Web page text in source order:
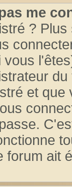
me
?
et
forum ait